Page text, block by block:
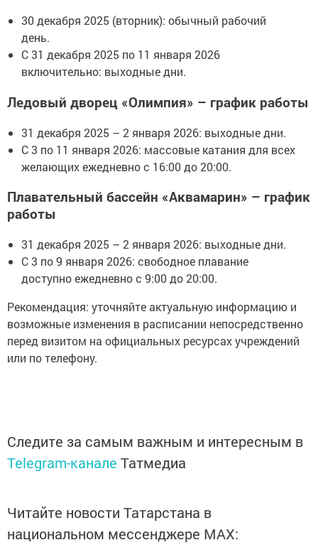
30 декабря 2025 (вторник): обычный рабочий
день.
С 31 декабря 2025 по 11 января 2026
включительно: выходные дни.
Ледовый дворец «Олимпия» – график работы
31 декабря 2025 – 2 января 2026: выходные дни.
С 3 по 11 января 2026: массовые катания для всех
желающих ежедневно с 16:00 до 20:00.
Плавательный бассейн «Аквамарин» – график
работы
31 декабря 2025 – 2 января 2026: выходные дни.
С 3 по 9 января 2026: свободное плавание
доступно ежедневно с 9:00 до 20:00.
Рекомендация: уточняйте актуальную информацию и
возможные изменения в расписании непосредственно
перед визитом на официальных ресурсах учреждений
или по телефону.
Следите за самым важным и интересным в
Telegram-канале Татмедиа
Читайте новости Татарстана в
национальном мессенджере MАХ: